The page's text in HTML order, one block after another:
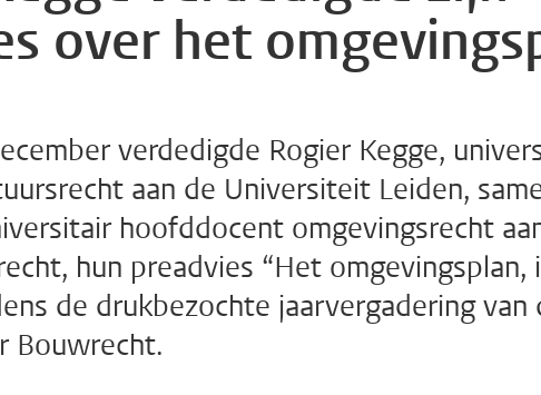
over het
verdedigde Rogier Kegge,
aan de Universiteit Leiden,
hoofddocent omgevingsrecht
hun preadvies “Het omgevingsplan,
de drukbezochte jaarvergadering van
Bouwrecht.